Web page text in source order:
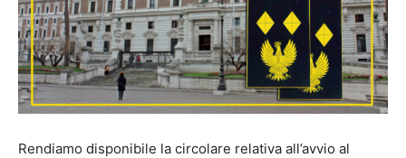
Rendiamo disponibile la circolare relativa all’avvio al